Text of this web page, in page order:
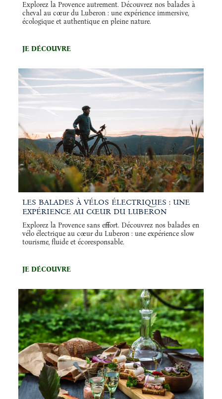
Explorez la Provence autrement. Découvrez nos balades à
cheval au cœur du Luberon : une expérience immersive,
écologique et authentique en pleine nature.
JE DÉCOUVRE
LES BALADES À VÉLOS ÉLECTRIQUES : UNE
EXPÉRIENCE AU CŒUR DU LUBERON
Explorez la Provence sans effort. Découvrez nos balades en
vélo électrique au cœur du Luberon : une expérience slow
tourisme, fluide et écoresponsable.
JE DÉCOUVRE